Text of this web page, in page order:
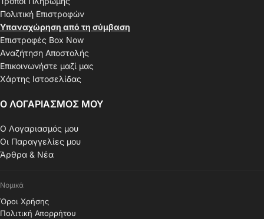
Πολιτική Επιστροφών
Υπαναχώρηση από τη σύμβαση
Επιστροφές Box Now
Αναζήτηση Αποστολής
Επικοινωνήστε μαζί μας
Χάρτης Ιστοσελίδας
Ο ΛΟΓΑΡΙΑΣΜΟΣ ΜΟΥ
Ο Λογαριασμός μου
Οι Παραγγελίες μου
Άρθρα & Νέα
Νομικά
Όροι Χρήσης
Πολιτική Απορρήτου